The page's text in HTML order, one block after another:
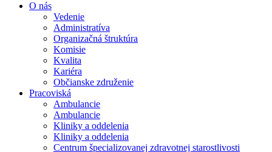
O nás
Vedenie
Administratíva
Organizačná štruktúra
Komisie
Kvalita
Kariéra
Občianske združenie
Pracoviská
Ambulancie
Ambulancie
Kliniky a oddelenia
Kliniky a oddelenia
Centrum špecializovanej zdravotnej starostlivosti